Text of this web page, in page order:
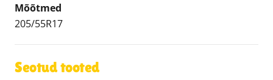
Mõõtmed
205/55R17
Seotud tooted